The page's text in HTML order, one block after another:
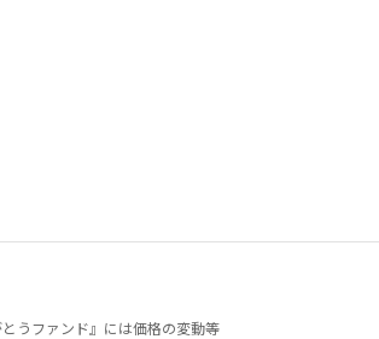
うファンド』には価格の変動等